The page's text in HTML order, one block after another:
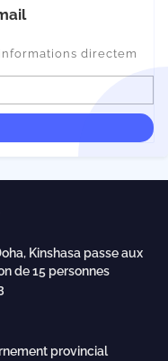
directem
Kinshasa passe aux
de 15 personnes
provincial